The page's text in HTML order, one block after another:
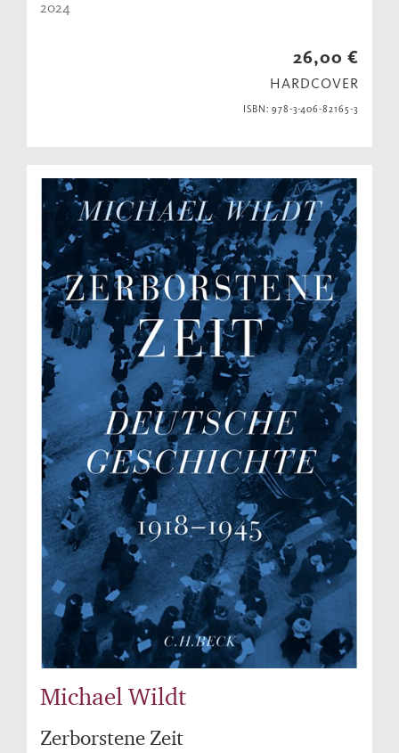
2024
26,00 €
HARDCOVER
ISBN: 978-3-406-82165-3
Michael Wildt
Zerborstene Zeit